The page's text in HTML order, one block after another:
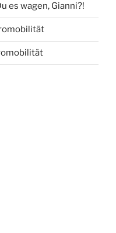
es wagen, Gianni?!